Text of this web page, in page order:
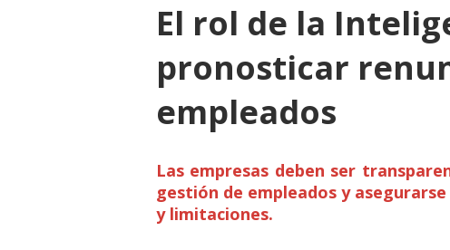
El rol de la
pronosticar
empleados
Las empresas deben ser
gestión de empleados y
y limitaciones.